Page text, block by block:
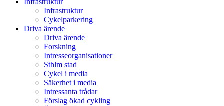
Infrastruktur
Infrastruktur
Cykelparkering
Driva ärende
Driva ärende
Forskning
Intresseorganisationer
Sthlm stad
Cykel i media
Säkerhet i media
Intressanta trådar
Förslag ökad cykling